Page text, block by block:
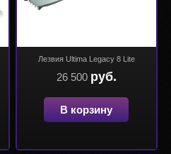
Лезвия Ultima Legacy 8 Lite
26 500 руб.
В корзину